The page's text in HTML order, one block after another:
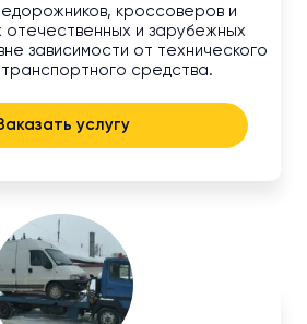
кроссоверов и
отечественных и зарубежных
зависимости от технического
средства.
Заказать услугу